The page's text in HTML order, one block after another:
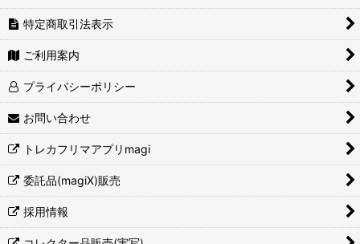
特定商取引法表示
ご利用案内
プライバシーポリシー
お問い合わせ
トレカフリマアプリmagi
委託品(magiX)販売
採用情報